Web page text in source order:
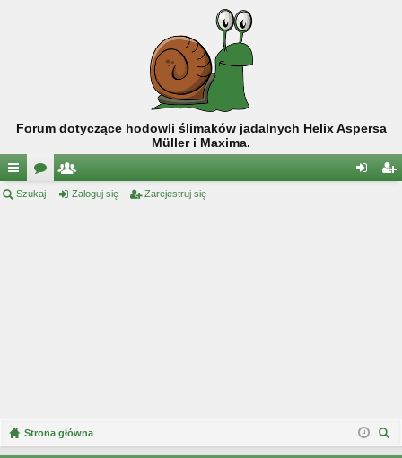
Forum dotyczące hodowli ślimaków jadalnych Helix Aspersa
Müller i Maxima.
ię or ży
Szukaj Zaloguj się Zarejestruj się
Strona główna